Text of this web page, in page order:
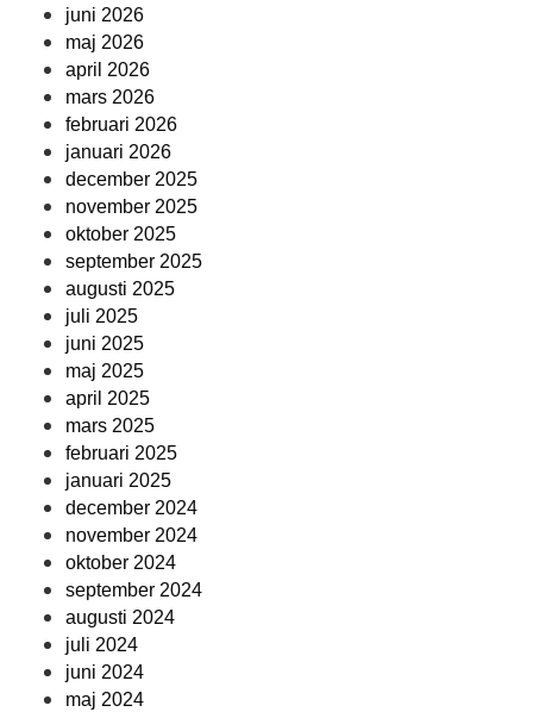
juni 2026
maj 2026
april 2026
mars 2026
februari 2026
januari 2026
december 2025
november 2025
oktober 2025
september 2025
augusti 2025
juli 2025
juni 2025
maj 2025
april 2025
mars 2025
februari 2025
januari 2025
december 2024
november 2024
oktober 2024
september 2024
augusti 2024
juli 2024
juni 2024
maj 2024